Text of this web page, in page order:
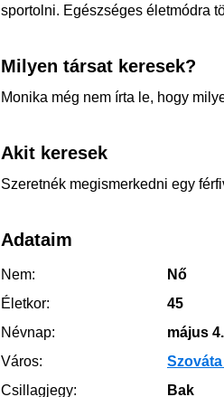
sportolni. Egészséges életmódra
Milyen társat keresek?
Monika még nem írta le, hogy
Akit keresek
Szeretnék megismerkedni egy
Adataim
Nem:
Nő
Életkor:
45
Névnap:
május 4.
Város:
Csillagjegy:
Bak